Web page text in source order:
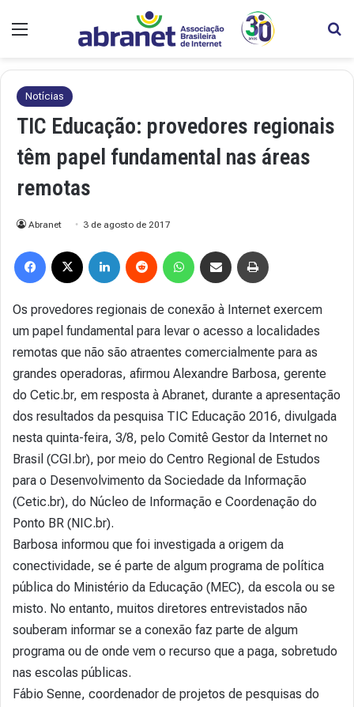
Notícias
TIC Educação: provedores regionais
têm papel fundamental nas áreas
remotas
Abranet 3 de agosto de 2017
Os provedores regionais de conexão à Internet exercem
um papel fundamental para levar o acesso a localidades
remotas que não são atraentes comercialmente para as
grandes operadoras, afirmou Alexandre Barbosa, gerente
do Cetic.br, em resposta à Abranet, durante a apresentação
dos resultados da pesquisa TIC Educação 2016, divulgada
nesta quinta-feira, 3/8, pelo Comitê Gestor da Internet no
Brasil (CGI.br), por meio do Centro Regional de Estudos
para o Desenvolvimento da Sociedade da Informação
(Cetic.br), do Núcleo de Informação e Coordenação do
Ponto BR (NIC.br).
Barbosa informou que foi investigada a origem da
conectividade, se é parte de algum programa de política
pública do Ministério da Educação (MEC), da escola ou se
misto. No entanto, muitos diretores entrevistados não
souberam informar se a conexão faz parte de algum
programa ou de onde vem o recurso que a paga, sobretudo
nas escolas públicas.
Fábio Senne, coordenador de projetos de pesquisas do